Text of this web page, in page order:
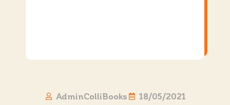
AdminColliBooks 18/05/2021